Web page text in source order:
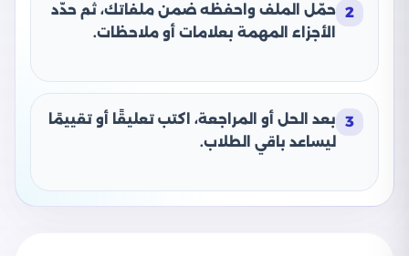
2 حمّل الملف واحفظه ضمن ملفاتك، ثم حدّد
الأجزاء المهمة بعلامات أو ملاحظات.
3
بعد الحل أو المراجعة، اكتب تعليقًا أو تقييمًا
ليساعد باقي الطلاب.